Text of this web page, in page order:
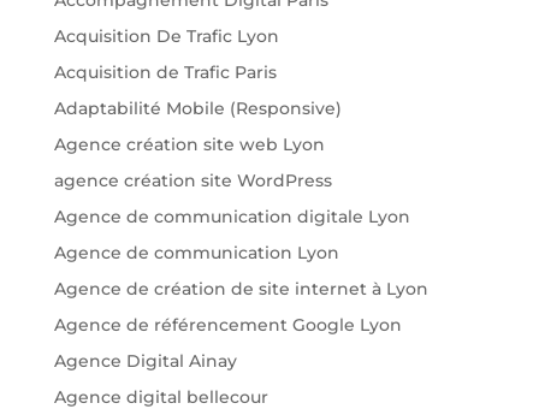
Acquisition De Trafic Lyon
Acquisition de Trafic Paris
Adaptabilité Mobile (Responsive)
Agence création site web Lyon
agence création site WordPress
Agence de communication digitale Lyon
Agence de communication Lyon
Agence de création de site internet à Lyon
Agence de référencement Google Lyon
Agence Digital Ainay
Agence digital bellecour